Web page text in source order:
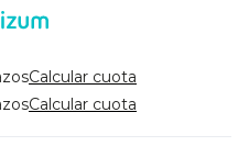
Calcular cuota
Calcular cuota